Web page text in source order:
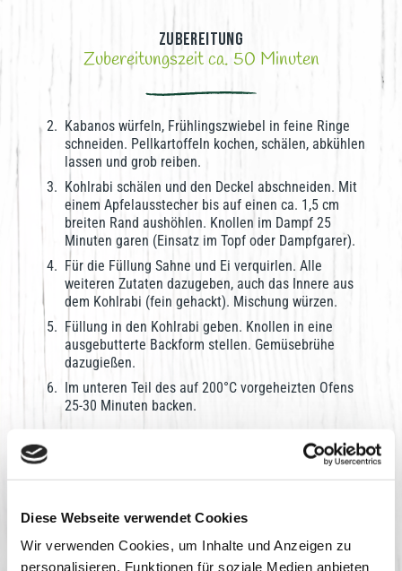
Diese Webseite verwendet Cookies
Wir verwenden Cookies, um Inhalte und Anzeigen zu
personalisieren, Funktionen für soziale Medien anbieten
Zubereitung
Zubereitungszeit ca. 50 Minuten
Kabanos würfeln, Frühlingszwiebel in feine Ringe
schneiden. Pellkartoffeln kochen, schälen, abkühlen
lassen und grob reiben.
Kohlrabi schälen und den Deckel abschneiden. Mit
einem Apfelausstecher bis auf einen ca. 1,5 cm
breiten Rand aushöhlen. Knollen im Dampf 25
Minuten garen (Einsatz im Topf oder Dampfgarer).
Für die Füllung Sahne und Ei verquirlen. Alle
weiteren Zutaten dazugeben, auch das Innere aus
dem Kohlrabi (fein gehackt). Mischung würzen.
Füllung in den Kohlrabi geben. Knollen in eine
ausgebutterte Backform stellen. Gemüsebrühe
dazugießen.
Im unteren Teil des auf 200°C vorgeheizten Ofens
25-30 Minuten backen.